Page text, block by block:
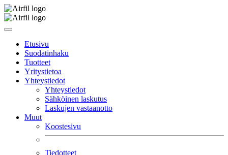
Etusivu
Suodatinhaku
Tuotteet
Yritystietoa
Yhteystiedot
Yhteystiedot
Sähköinen laskutus
Laskujen vastaanotto
Muut
Koostesivu
Tiedotteet